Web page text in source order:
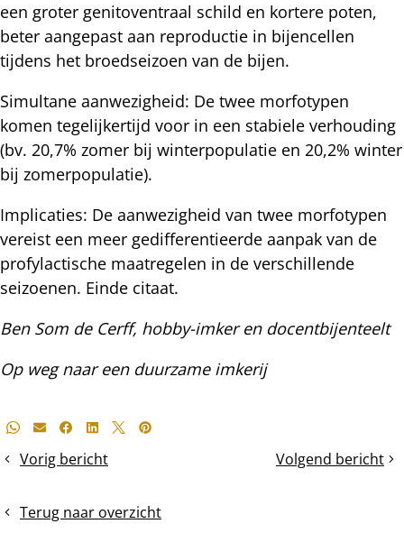
een groter genitoventraal schild en kortere poten,
beter aangepast aan reproductie in bijencellen
tijdens het broedseizoen van de bijen.
Simultane aanwezigheid: De twee morfotypen
komen tegelijkertijd voor in een stabiele verhouding
(bv. 20,7% zomer bij winterpopulatie en 20,2% winter
bij zomerpopulatie).
Implicaties: De aanwezigheid van twee morfotypen
vereist een meer gedifferentieerde aanpak van de
profylactische maatregelen in de verschillende
seizoenen. Einde citaat.
Ben Som de Cerff, hobby-imker en docentbijenteelt
Op weg naar een duurzame imkerij
Deel
bericht
Whatsapp
E-mailFacebook
LinkedIn
X Pinterest
Vorig bericht
Oude
omsmelten
Volgend bericht
De
Terug naar overzicht